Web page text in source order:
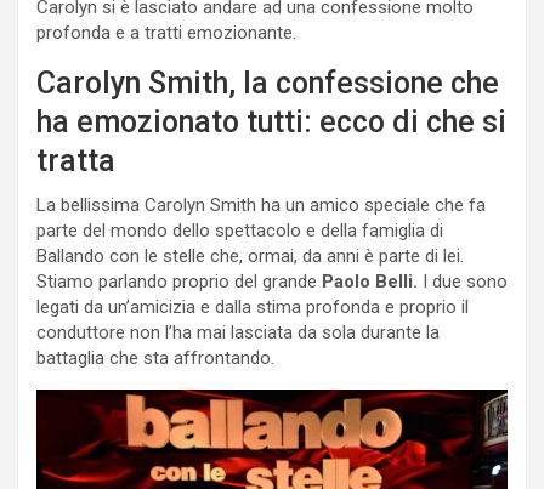
Carolyn si è lasciato andare ad una confessione molto
profonda e a tratti emozionante.
Carolyn Smith, la confessione che
ha emozionato tutti: ecco di che si
tratta
La bellissima Carolyn Smith ha un amico speciale che fa
parte del mondo dello spettacolo e della famiglia di
Ballando con le stelle che, ormai, da anni è parte di lei.
Stiamo parlando proprio del grande Paolo Belli. I due sono
legati da un’amicizia e dalla stima profonda e proprio il
conduttore non l’ha mai lasciata da sola durante la
battaglia che sta affrontando.